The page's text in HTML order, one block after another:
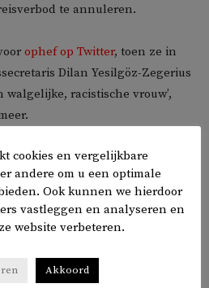
te annuleren.
ophef op Twitter, toen ze in
Dilan Yesilgöz-Zegerius
walgelijke, racistische vrouw’,
f in ✉
cookies en vergelijkbare
andere om u een optimale
Ook kunnen we hierdoor
vastleggen en analyseren en
website verbeteren.
Akkoord